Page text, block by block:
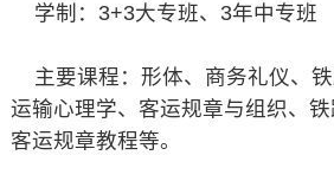
学制：3+3大专班、3年中专班
主要课程：形体、商务礼仪、
运输心理学、客运规章与组织、
客运规章教程等。